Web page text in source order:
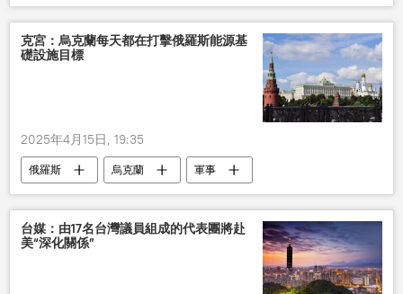
俄羅斯
軍事
克宮：烏克蘭每天都在打擊俄羅斯能源基
礎設施目標
2025年4月15日, 19:35
俄羅斯 烏克蘭 軍事
台媒：由17名台灣議員組成的代表團將赴
美“深化關係”